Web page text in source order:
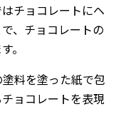
チョコレートにヘ
、チョコレートの
。
料を塗った紙で包
ョコレートを表現